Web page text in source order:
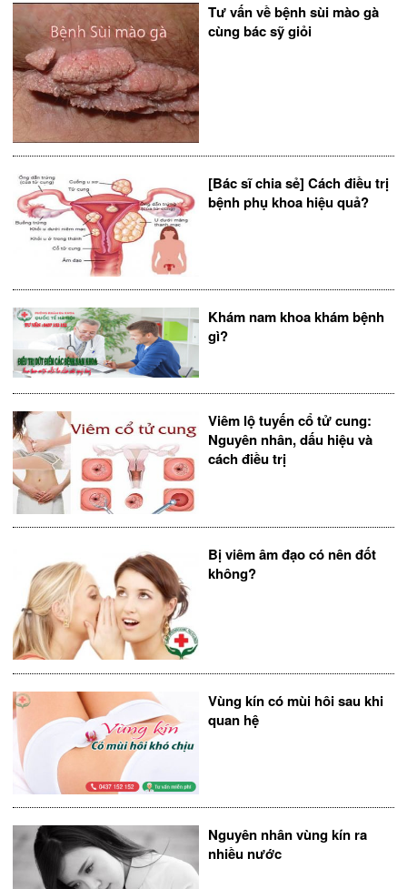
Tư vấn về bệnh sùi mào gà
cùng bác sỹ giỏi
[Bác sĩ chia sẻ] Cách điều trị
bệnh phụ khoa hiệu quả?
Khám nam khoa khám bệnh
gì?
Viêm lộ tuyến cổ tử cung:
Nguyên nhân, dấu hiệu và
cách điều trị
Bị viêm âm đạo có nên đốt
không?
Vùng kín có mùi hôi sau khi
quan hệ
Nguyên nhân vùng kín ra
nhiều nước